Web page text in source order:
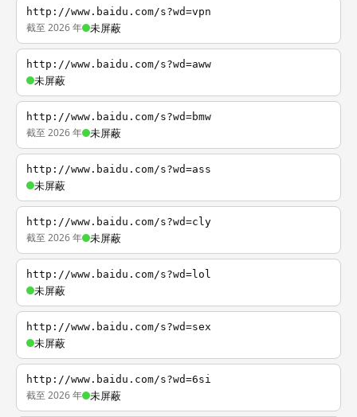
http://www.baidu.com/s?wd=vpn
截至 2026 年 未屏蔽
http://www.baidu.com/s?wd=aww
未屏蔽
http://www.baidu.com/s?wd=bmw
截至 2026 年 未屏蔽
http://www.baidu.com/s?wd=ass
未屏蔽
http://www.baidu.com/s?wd=cly
截至 2026 年 未屏蔽
http://www.baidu.com/s?wd=lol
未屏蔽
http://www.baidu.com/s?wd=sex
未屏蔽
http://www.baidu.com/s?wd=6si
截至 2026 年 未屏蔽